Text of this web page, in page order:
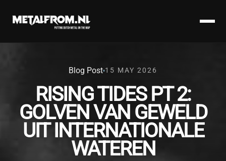
Blog Post 15 MAY 2026
RISING TIDES PT 2:
GOLVEN VAN GEWELD
UIT INTERNATIONALE
WATEREN